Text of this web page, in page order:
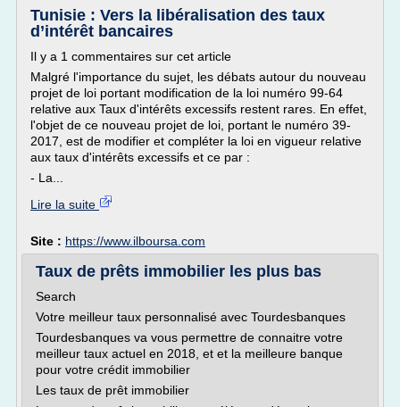
Tunisie : Vers la libéralisation des taux
d’intérêt bancaires
Il y a 1 commentaires sur cet article
Malgré l'importance du sujet, les débats autour du nouveau
projet de loi portant modification de la loi numéro 99-64
relative aux Taux d'intérêts excessifs restent rares. En effet,
l'objet de ce nouveau projet de loi, portant le numéro 39-
2017, est de modifier et compléter la loi en vigueur relative
aux taux d'intérêts excessifs et ce par :
- La...
Lire la suite
Site : https://www.ilboursa.com
Taux de prêts immobilier les plus bas
Search
Votre meilleur taux personnalisé avec Tourdesbanques
Tourdesbanques va vous permettre de connaitre votre
meilleur taux actuel en 2018, et et la meilleure banque
pour votre crédit immobilier
Les taux de prêt immobilier